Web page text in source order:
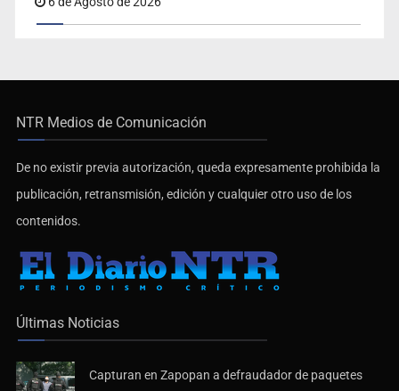
NTR Medios de Comunicación
De no existir previa autorización, queda expresamente prohibida la
publicación, retransmisión, edición y cualquier otro uso de los
contenidos.
Últimas Noticias
Capturan en Zapopan a defraudador de paquetes